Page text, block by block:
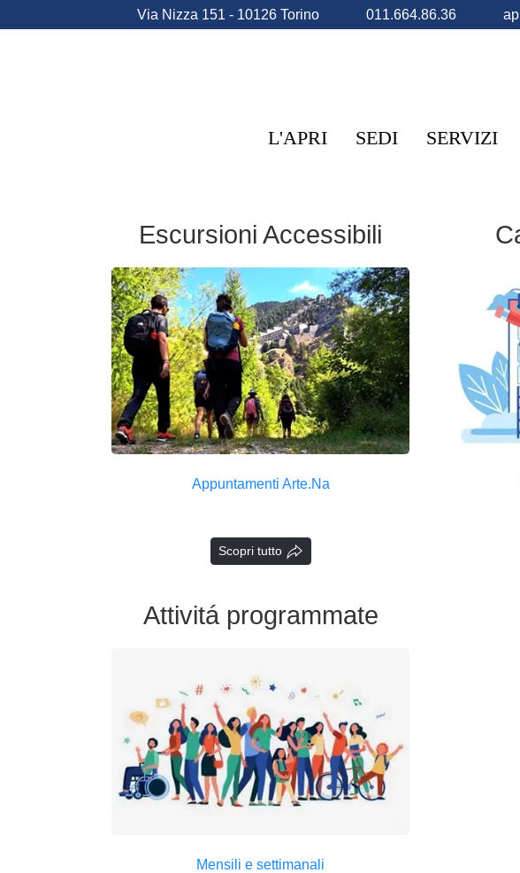
Via Nizza 151 - 10126 Torino 011.664.86.36
L'APRI SEDI SERVIZI
Escursioni Accessibili
Appuntamenti Arte.Na
Scopri tutto
Attivitá programmate
Mensili e settimanali